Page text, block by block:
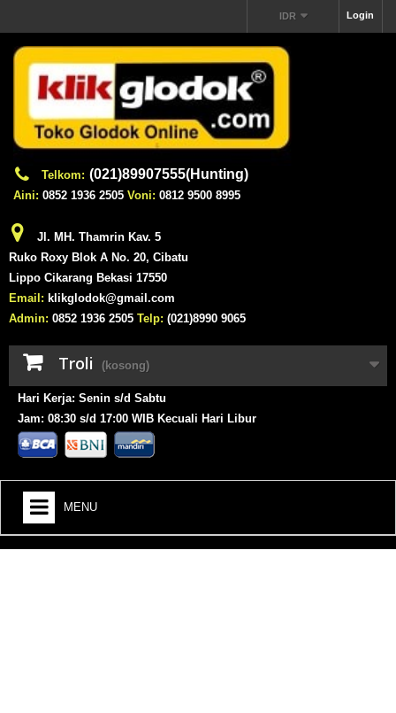
Login
IDR
Telkom: (021)89907555(Hunting)
Aini: 0852 1936 2505 Voni: 0812 9500 8995
Jl. MH. Thamrin Kav. 5
Ruko Roxy Blok A No. 20, Cibatu
Lippo Cikarang Bekasi 17550
Email: klikglodok@gmail.com
Admin: 0852 1936 2505 Telp: (021)8990 9065
Troli (kosong)
Hari Kerja: Senin s/d Sabtu
Jam: 08:30 s/d 17:00 WIB Kecuali Hari Libur
MENU